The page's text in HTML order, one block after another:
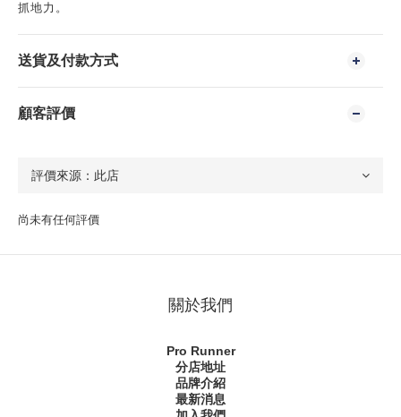
抓地力。
送貨及付款方式
顧客評價
尚未有任何評價
關於我們
Pro Runner
分店地址
品牌介紹
最新消息